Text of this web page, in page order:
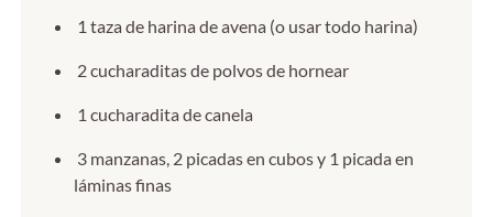
1 taza de harina de avena (o usar todo harina)
2 cucharaditas de polvos de hornear
1 cucharadita de canela
3 manzanas, 2 picadas en cubos y 1 picada en
láminas finas